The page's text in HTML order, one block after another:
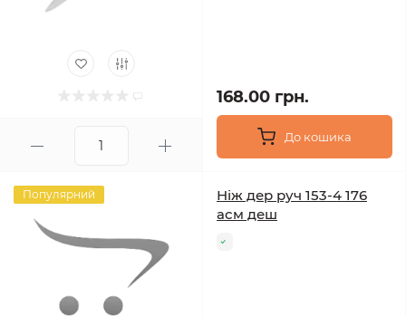
168.00 грн.
До кошика
Популярний
Ніж дер руч 153-4 176
асм деш